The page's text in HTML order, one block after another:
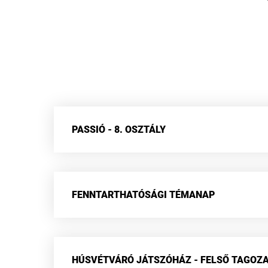
PASSIÓ - 8. OSZTÁLY
FENNTARTHATÓSÁGI TÉMANAP
HÚSVÉTVÁRÓ JÁTSZÓHÁZ - FELSŐ